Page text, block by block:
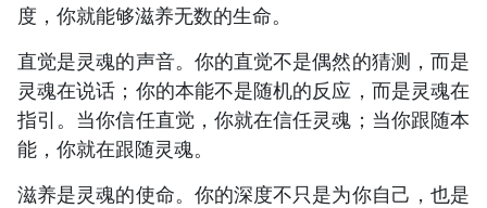
度，你就能够滋养无数的生命。
直觉是灵魂的声音。你的直觉不是偶然的猜测，而是
灵魂在说话；你的本能不是随机的反应，而是灵魂在
指引。当你信任直觉，你就在信任灵魂；当你跟随本
能，你就在跟随灵魂。
滋养是灵魂的使命。你的深度不只是为你自己，也是